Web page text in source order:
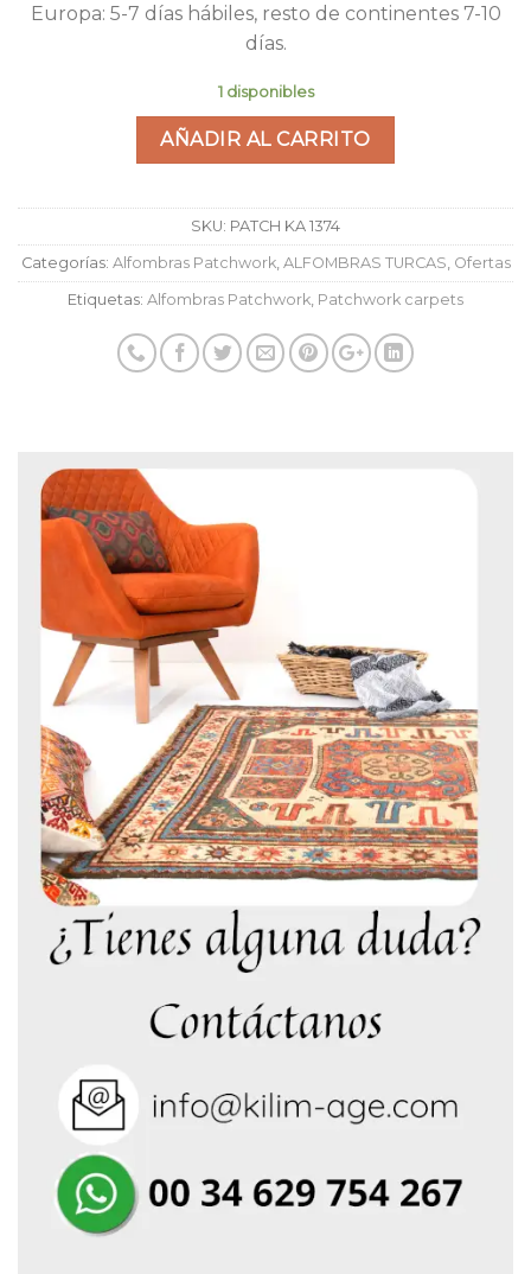
Europa: 5-7 días hábiles, resto de continentes 7-10
días.
1 disponibles
AÑADIR AL CARRITO
SKU: PATCH KA 1374
Categorías: Alfombras Patchwork, ALFOMBRAS TURCAS, Ofertas
Etiquetas: Alfombras Patchwork, Patchwork carpets